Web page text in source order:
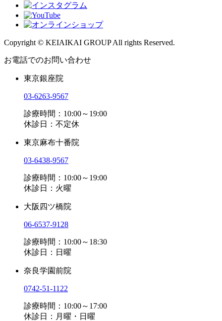
Copyright © KEIAIKAI GROUP All rights Reserved.
お電話でのお問い合わせ
東京銀座院
03-6263-9567
診療時間：10:00～19:00
休診日：不定休
東京麻布十番院
03-6438-9567
診療時間：10:00～19:00
休診日：火曜
大阪四ツ橋院
06-6537-9128
診療時間：10:00～18:30
休診日：日曜
奈良学園前院
0742-51-1122
診療時間：10:00～17:00
休診日：月曜・日曜